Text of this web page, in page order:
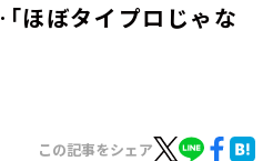
ほぼタイプロじゃな
この記事をシェア